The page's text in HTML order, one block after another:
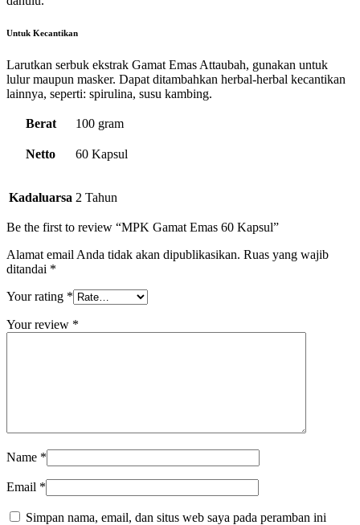
Untuk Kecantikan
Larutkan serbuk ekstrak Gamat Emas Attaubah, gunakan untuk
lulur maupun masker. Dapat ditambahkan herbal-herbal kecantikan
lainnya, seperti: spirulina, susu kambing.
Berat 100 gram
Netto 60 Kapsul
Kadaluarsa 2 Tahun
Be the first to review “MPK Gamat Emas 60 Kapsul”
Alamat email Anda tidak akan dipublikasikan. Ruas yang wajib
ditandai *
Your rating *
Your review *
Name *
Email *
Simpan nama, email, dan situs web saya pada peramban ini